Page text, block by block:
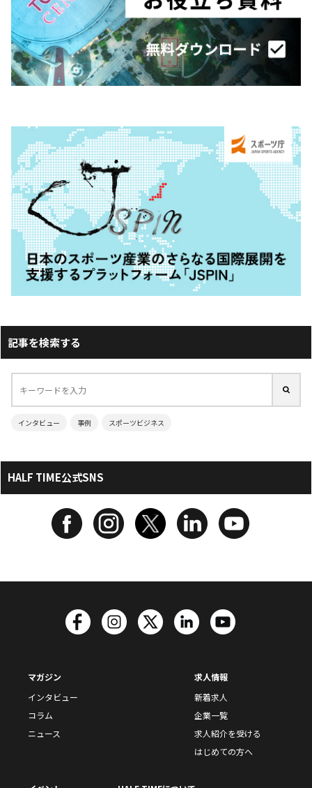
記事を検索する
インタビュー 事例 スポーツビジネス
HALF TIME公式SNS
マガジン
インタビュー
コラム
ニュース
求人情報
新着求人
企業一覧
求人紹介を受ける
はじめての方へ